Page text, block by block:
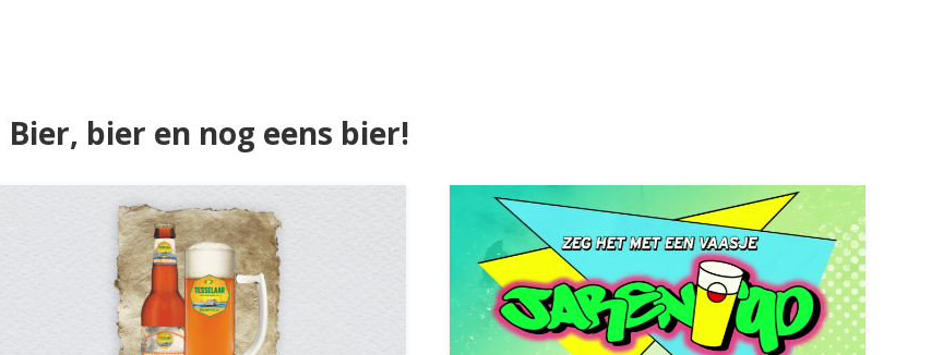
Bier, bier en nog eens bier!